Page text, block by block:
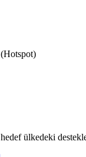
ülkedeki